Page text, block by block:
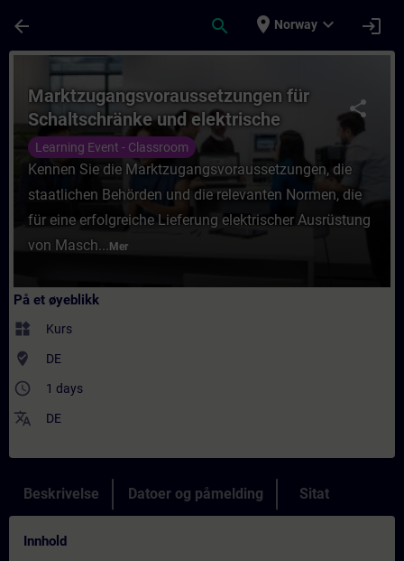
arrow_back search place Norway expand_more login
Kurs - Marktzugangsvoraussetzungen
share
Marktzugangsvoraussetzungen für
Schaltschränke und elektrische
Ausrüstung von Maschinen gemäß
DIN EN 60204-1 (Präsenz-Training)
Learning Event - Classroom
Kennen Sie die Marktzugangsvoraussetzungen, die
staatlichen Behörden und die relevanten Normen, die
für eine erfolgreiche Lieferung elektrischer Ausrüstung
von Masch... Mer
På et øyeblikk
widgets Kurs
where_to_vote DE
access_time 1 days
translate DE
Beskrivelse Datoer og påmelding Sitat
Innhold